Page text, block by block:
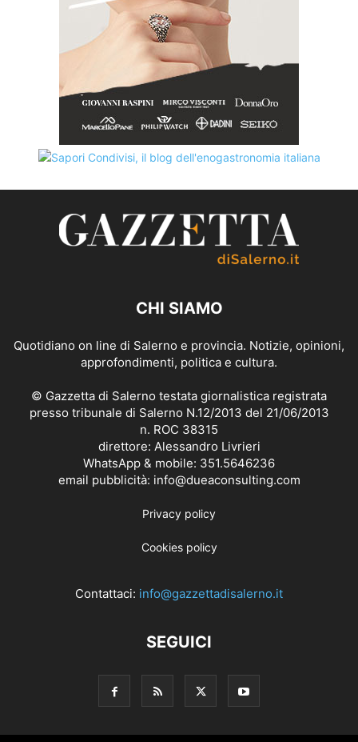
CHI SIAMO
Quotidiano on line di Salerno e provincia. Notizie, opinioni,
approfondimenti, politica e cultura.
© Gazzetta di Salerno testata giornalistica registrata
presso tribunale di Salerno N.12/2013 del 21/06/2013
n. ROC 38315
direttore: Alessandro Livrieri
WhatsApp & mobile: 351.5646236
email pubblicità: info@dueaconsulting.com
Privacy policy
Cookies policy
Contattaci: info@gazzettadisalerno.it
SEGUICI